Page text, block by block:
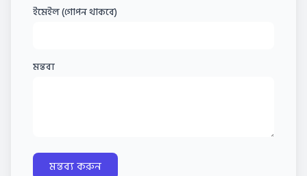
ইমেইল (গোপন থাকবে)
মন্তব্য
মন্তব্য করুন